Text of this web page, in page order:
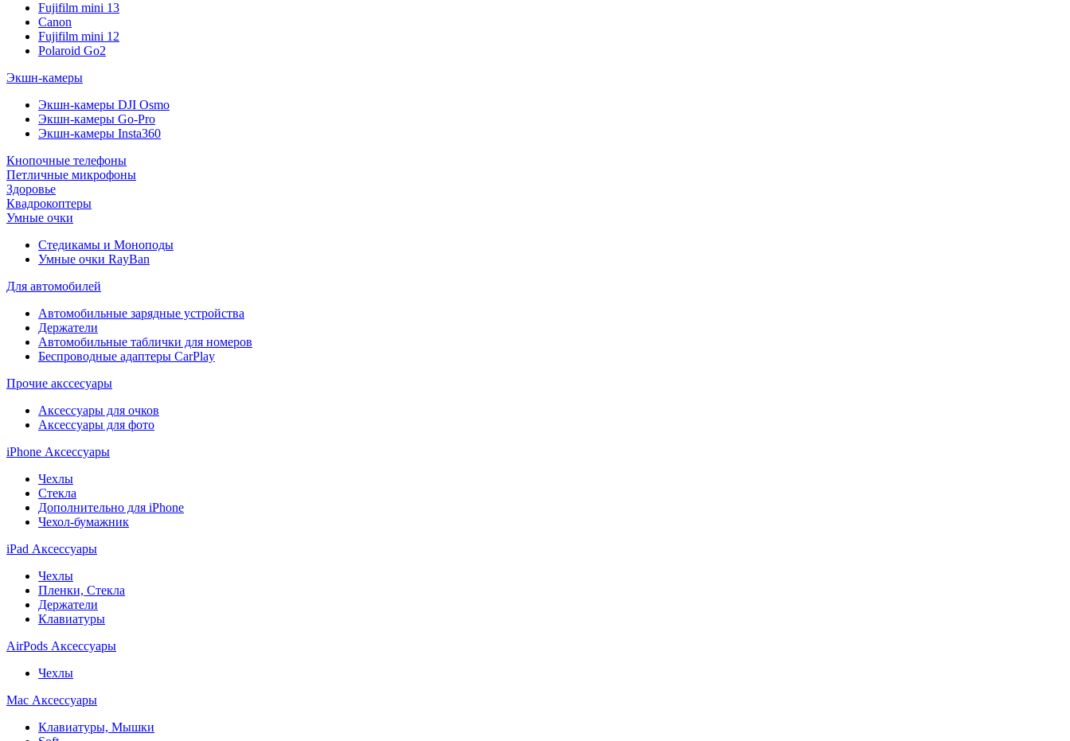
Fujifilm mini 13
Canon
Fujifilm mini 12
Polaroid Go2
Экшн-камеры
Экшн-камеры DJI Osmo
Экшн-камеры Go-Pro
Экшн-камеры Insta360
Кнопочные телефоны
Петличные микрофоны
Здоровье
Квадрокоптеры
Умные очки
Стедикамы и Моноподы
Умные очки RayBan
Для автомобилей
Автомобильные зарядные устройства
Держатели
Автомобильные таблички для номеров
Беспроводные адаптеры CarPlay
Прочие акссесуары
Аксессуары для очков
Аксессуары для фото
iPhone Аксессуары
Чехлы
Стекла
Дополнительно для iPhone
Чехол-бумажник
iPad Аксессуары
Чехлы
Пленки, Стекла
Держатели
Клавиатуры
AirPods Аксессуары
Чехлы
Mac Аксессуары
Клавиатуры, Мышки